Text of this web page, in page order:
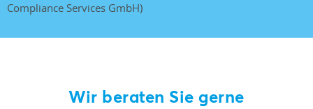
Compliance Services GmbH)
Wir beraten Sie gerne